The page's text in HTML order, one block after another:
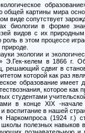
картины мира
виде сопутствует
биологии в форме
видов с их
в этом процессе
экологии и
Э.Гек-келем в 1866 г.
сдвиг в
которой как раз
образование
которое
студентами
в конце XIX -
и воспитание в нашей
Наркомпроса (1924 г.)
полезных навыков